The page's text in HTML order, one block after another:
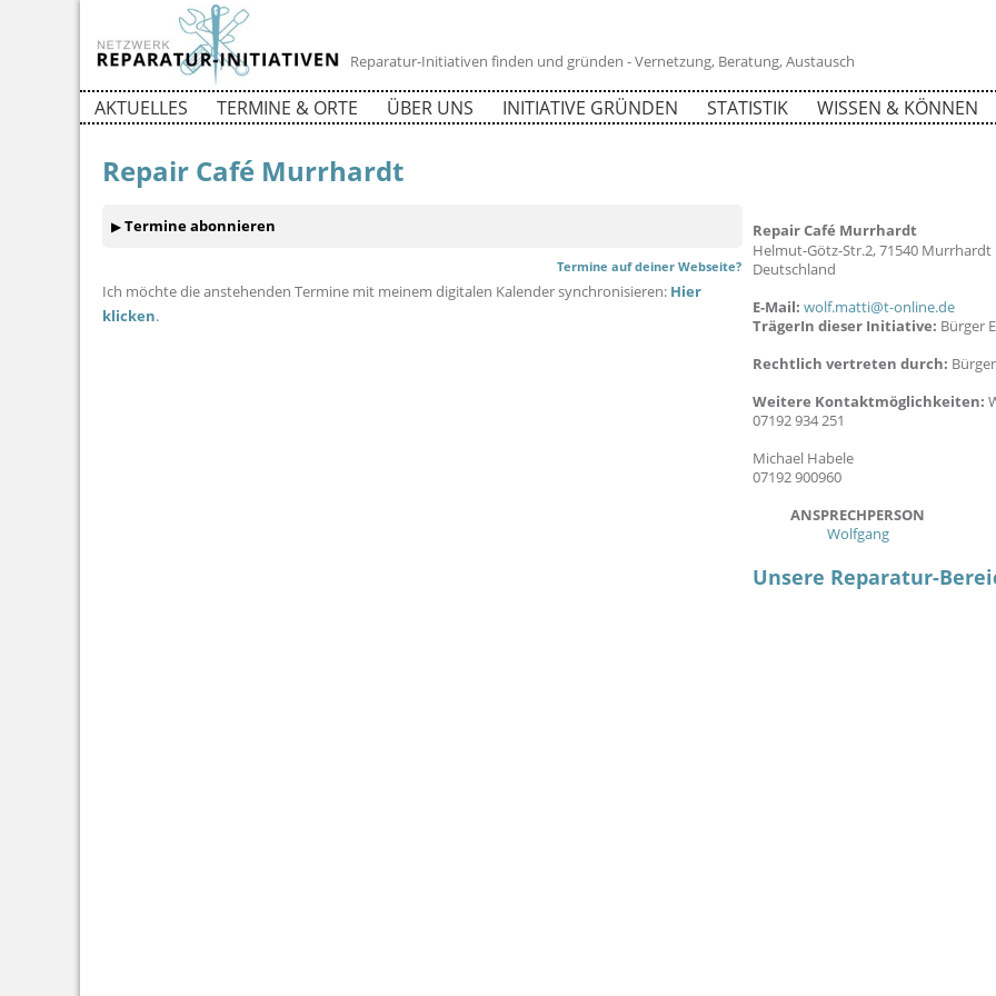
Reparatur-Initiativen finden und gründen - Vernetzung, Beratung, Austausch
AKTUELLES TERMINE & ORTE ÜBER UNS INITIATIVE GRÜNDEN STATISTIK WISSEN & KÖNNEN
Repair Café Murrhardt
Termine abonnieren
Termine auf deiner Webseite?
Ich möchte die anstehenden Termine mit meinem digitalen Kalender synchronisieren: Hier
klicken.
Repair Café Murrhardt
Helmut-Götz-Str.2, 71540 Murrhardt
Deutschland
E-Mail: wolf.matti@t-online.de
TrägerIn dieser Initiative: Bürger
Rechtlich vertreten durch:
Weitere Kontaktmöglichkeiten:
07192 934 251
Michael Habele
07192 900960
ANSPRECHPERSON
Wolfgang
Unsere Reparatur-